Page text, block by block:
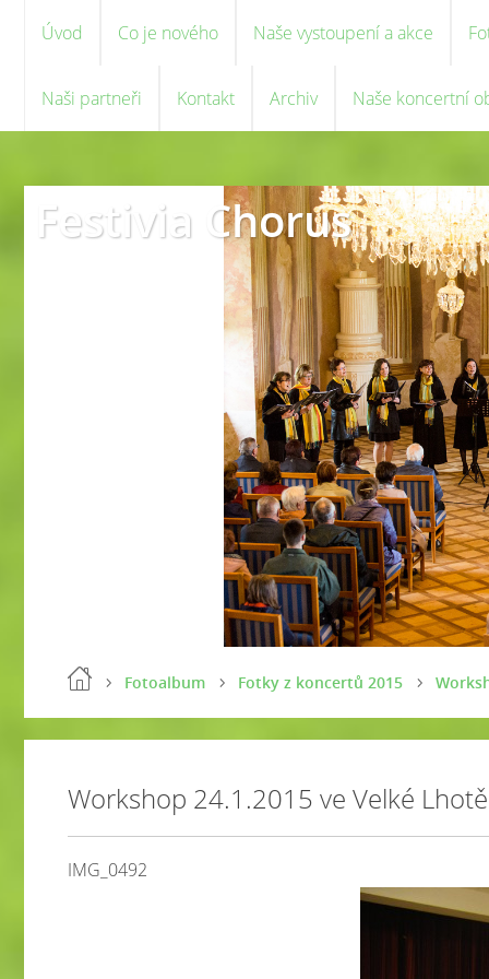
Úvod Co je nového Naše vystoupení a akce
Naši partneři Kontakt Archiv Naše koncertní
Festivia Chorus
Fotoalbum Fotky z koncertů 2015
Workshop 24.1.2015 ve Velké Lhotě
IMG_0492